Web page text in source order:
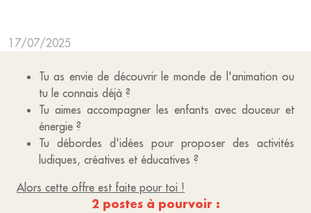
17/07/2025
Tu as envie de découvrir le monde de l'animation ou
tu le connais déjà ?
Tu aimes accompagner les enfants avec douceur et
énergie ?
Tu débordes d'idées pour proposer des activités
ludiques, créatives et éducatives ?
Alors cette offre est faite pour toi !
2 postes à pourvoir :